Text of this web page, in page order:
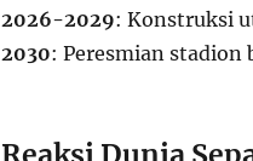
2026-2029: Konstruksi
2030: Peresmian stadion